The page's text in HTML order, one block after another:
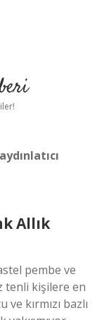
Allık
pembe ve
tenli kişilere en
kırmızı bazlı